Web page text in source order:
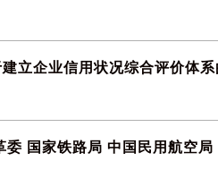
立企业信用状况综合评价体
国家铁路局 中国民用航空